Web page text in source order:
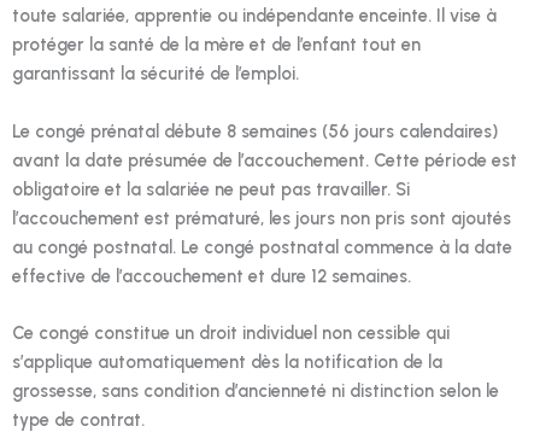
toute salariée, apprentie ou indépendante enceinte. Il vise à
protéger la santé de la mère et de l’enfant tout en
garantissant la sécurité de l’emploi.
Le congé prénatal débute 8 semaines (56 jours calendaires)
avant la date présumée de l’accouchement. Cette période est
obligatoire et la salariée ne peut pas travailler. Si
l’accouchement est prématuré, les jours non pris sont ajoutés
au congé postnatal. Le congé postnatal commence à la date
effective de l’accouchement et dure 12 semaines.
Ce congé constitue un droit individuel non cessible qui
s’applique automatiquement dès la notification de la
grossesse, sans condition d’ancienneté ni distinction selon le
type de contrat.